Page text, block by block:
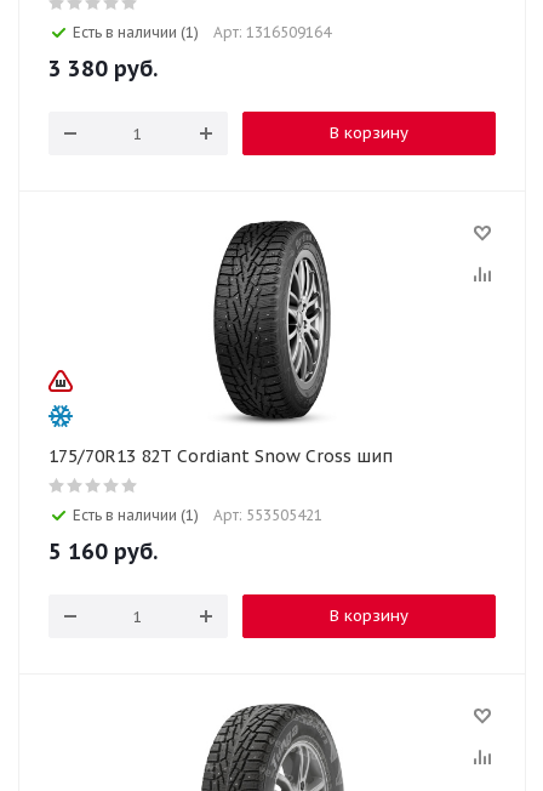
Есть в наличии (1) Арт: 1316509164
3 380 руб.
В корзину
175/70R13 82T Cordiant Snow Cross шип
Есть в наличии (1) Арт: 553505421
5 160 руб.
В корзину